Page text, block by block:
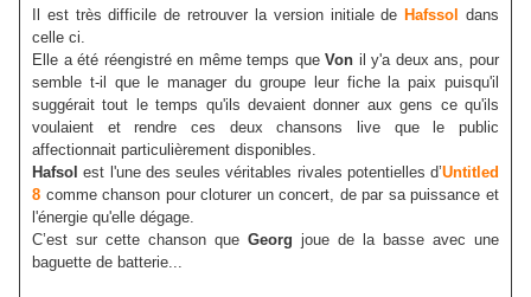
Il est très difficile de retrouver la version initiale de Hafssol
dans
celle ci.
Elle a été réengistré en même temps queVon il y'a deux ans, pour
semble t-il que le manager du groupe leur fiche la paix puisqu'il
suggérait tout le temps qu'ils devaient donner aux gens ce qu'ils
voulaient et rendre ces deux chansons live que le public
affectionnait particulièrement disponibles.
Hafsol est l'une des seules véritables rivales potentielles d’Untitled
8 comme chanson pour cloturer un concert, de par sa puissance et
l'énergie qu'elle dégage.
C’est sur cette chanson que Georg joue de la basse avec une
baguette de batterie...